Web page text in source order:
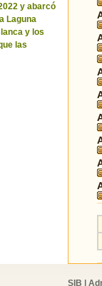
y abarcó
Laguna
y los
las
SIB |